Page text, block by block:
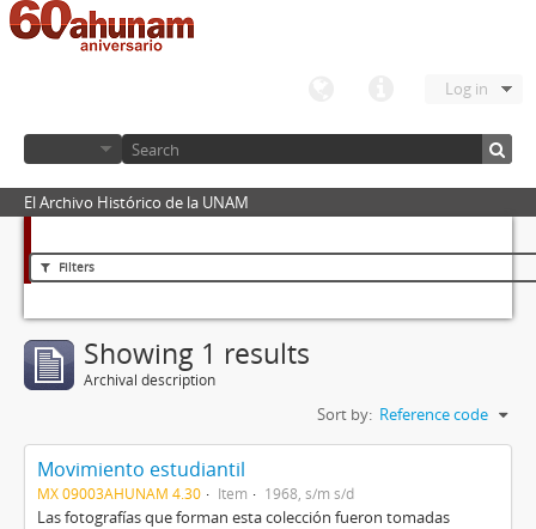
Log in
El Archivo Histórico de la UNAM
Filters
Showing 1 results
Archival description
Sort by: Reference code
Movimiento estudiantil
MX 09003AHUNAM 4.30 Item 1968, s/m s/d
Las fotografías que forman esta colección fueron tomadas